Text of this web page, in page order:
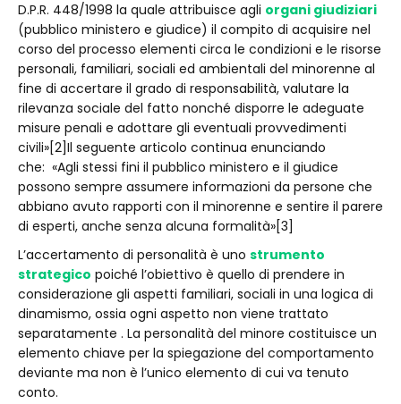
D.P.R. 448/1998 la quale attribuisce agli organi giudiziari
(pubblico ministero e giudice) il compito di acquisire nel
corso del processo elementi circa le condizioni e le risorse
personali, familiari, sociali ed ambientali del minorenne al
fine di accertare il grado di responsabilità, valutare la
rilevanza sociale del fatto nonché disporre le adeguate
misure penali e adottare gli eventuali provvedimenti
civili»[2]Il seguente articolo continua enunciando
che: «Agli stessi fini il pubblico ministero e il giudice
possono sempre assumere informazioni da persone che
abbiano avuto rapporti con il minorenne e sentire il parere
di esperti, anche senza alcuna formalità»[3]
L’accertamento di personalità è uno strumento
strategico poiché l’obiettivo è quello di prendere in
considerazione gli aspetti familiari, sociali in una logica di
dinamismo, ossia ogni aspetto non viene trattato
separatamente . La personalità del minore costituisce un
elemento chiave per la spiegazione del comportamento
deviante ma non è l’unico elemento di cui va tenuto
conto.